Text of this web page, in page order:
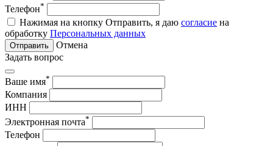
Телефон*
Нажимая на кнопку Отправить, я даю согласие на
обработку Персональных данных
Отправить
Отмена
Задать вопрос
Ваше имя*
Компания
ИНН
Электронная почта*
Телефон